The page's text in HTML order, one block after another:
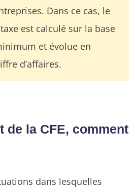
Dans ce cas, le
est calculé sur la base
et évolue en
d’affaires.
de la CFE, comment
dans lesquelles